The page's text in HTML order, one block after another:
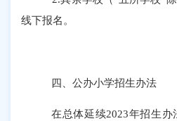
线下报名。
四 、公办小学招生办法
在总体延续2023年招生办